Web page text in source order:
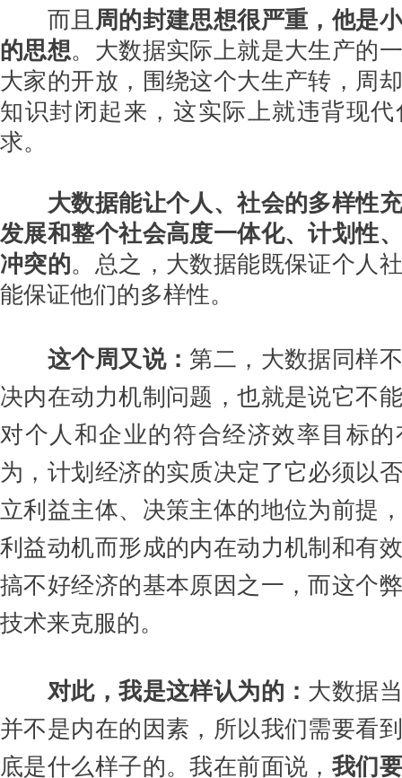
而且 周的封建思想很严重，他是
的思想。大数据实际上就是大生产的
大家的开放，围绕这个大生产转，周
知识封闭起来，这实际上就违背现
求。
大数据能让个人、社会的多样性
发展和整个社会高度一体化、计划性
冲突的。总之，大数据能既保证个人
能保证他们的多样性。
这个周又说： 第二，大数据同样
决内在动力机制问题，也就是说它不
对个人和企业的符合经济效率目标
为，计划经济的实质决定了它必须以
立利益主体、决策主体的地位为前提
利益动机而形成的内在动力机制和有
搞不好经济的基本原因之一，而这个
技术来克服的。
对此，我是这样认为的： 大数据
并不是内在的因素，所以我们需要看
底是什么样子的。我在前面说， 我们